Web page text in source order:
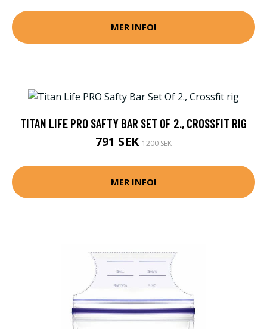
MER INFO!
TITAN LIFE PRO SAFTY BAR SET OF 2., CROSSFIT RIG
791 SEK 1200 SEK
MER INFO!